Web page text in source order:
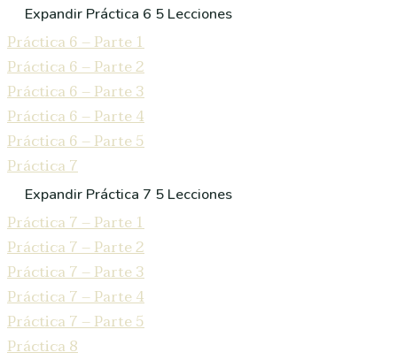
Expandir Práctica 6 5 Lecciones
Práctica 6 – Parte 1
Práctica 6 – Parte 2
Práctica 6 – Parte 3
Práctica 6 – Parte 4
Práctica 6 – Parte 5
Práctica 7
Expandir Práctica 7 5 Lecciones
Práctica 7 – Parte 1
Práctica 7 – Parte 2
Práctica 7 – Parte 3
Práctica 7 – Parte 4
Práctica 7 – Parte 5
Práctica 8